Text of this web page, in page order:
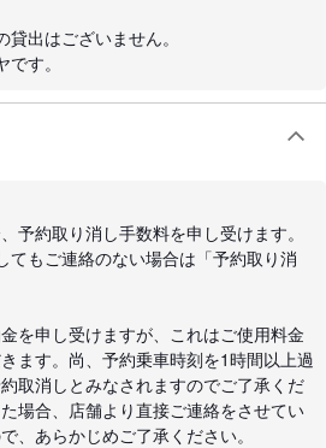
出はございません。
す。
予約取り消し手数料を申し受けます。
てもご連絡のない場合は「予約取り消
を申し受けますが、これはご使用料金
ます。尚、予約乗車時刻を1時間以上過
取消しとみなされますのでご了承くだ
場合、店舗より直接ご連絡をさせてい
、あらかじめご了承ください。